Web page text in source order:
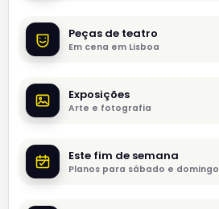
Peças de teatro
Em cena em Lisboa
Exposições
Arte e fotografia
Este fim de semana
Planos para sábado e domingo